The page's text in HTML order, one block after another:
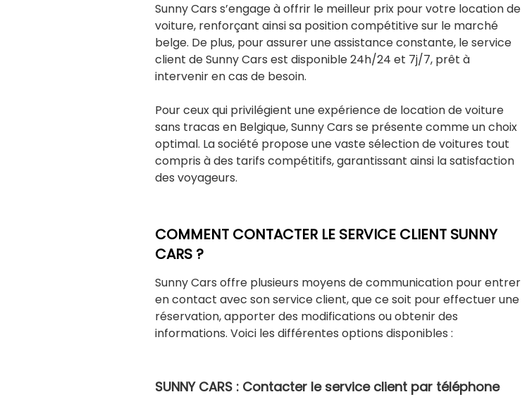
Sunny Cars s’engage à offrir le meilleur prix pour votre location de
voiture, renforçant ainsi sa position compétitive sur le marché
belge. De plus, pour assurer une assistance constante, le service
client de Sunny Cars est disponible 24h/24 et 7j/7, prêt à
intervenir en cas de besoin.
Pour ceux qui privilégient une expérience de location de voiture
sans tracas en Belgique, Sunny Cars se présente comme un choix
optimal. La société propose une vaste sélection de voitures tout
compris à des tarifs compétitifs, garantissant ainsi la satisfaction
des voyageurs.
COMMENT CONTACTER LE SERVICE CLIENT SUNNY
CARS ?
Sunny Cars offre plusieurs moyens de communication pour entrer
en contact avec son service client, que ce soit pour effectuer une
réservation, apporter des modifications ou obtenir des
informations. Voici les différentes options disponibles :
SUNNY CARS : Contacter le service client par téléphone